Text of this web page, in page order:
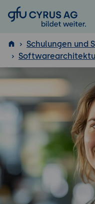
GFU Cyrus AG
Schulungen und